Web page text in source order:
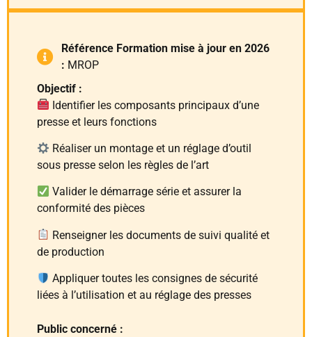
Référence Formation mise à jour en 2026
: MROP
Objectif :
Identifier les composants principaux d’une
presse et leurs fonctions
Réaliser un montage et un réglage d’outil
sous presse selon les règles de l’art
Valider le démarrage série et assurer la
conformité des pièces
Renseigner les documents de suivi qualité et
de production
Appliquer toutes les consignes de sécurité
liées à l’utilisation et au réglage des presses
Public concerné :